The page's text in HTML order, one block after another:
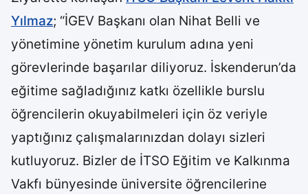
Yılmaz; “İGEV Başkanı olan Nihat Belli ve
yönetimine yönetim kurulum adına yeni
görevlerinde başarılar diliyoruz. İskenderun’da
eğitime sağladığınız katkı özellikle burslu
öğrencilerin okuyabilmeleri için öz veriyle
yaptığınız çalışmalarınızdan dolayı sizleri
kutluyoruz. Bizler de İTSO Eğitim ve Kalkınma
Vakfı bünyesinde üniversite öğrencilerine